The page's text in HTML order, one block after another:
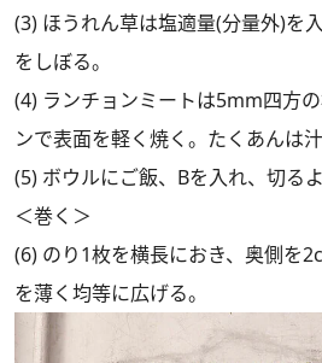
(3) ほうれん草は塩適量(分量外)を
をしぼる。
(4) ランチョンミートは5mm四方
ンで表面を軽く焼く。たくあんは汁
(5) ボウルにご飯、Bを入れ、切る
＜巻く＞
(6) のり1枚を横長におき、奥側を
を薄く均等に広げる。